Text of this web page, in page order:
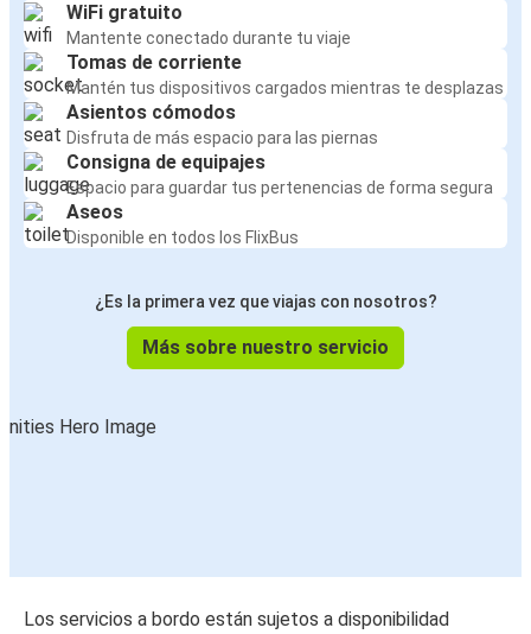
WiFi gratuito
Mantente conectado durante tu viaje
Tomas de corriente
Mantén tus dispositivos cargados mientras te desplazas
Asientos cómodos
Disfruta de más espacio para las piernas
Consigna de equipajes
Espacio para guardar tus pertenencias de forma segura
Aseos
Disponible en todos los FlixBus
¿Es la primera vez que viajas con nosotros?
Más sobre nuestro servicio
Los servicios a bordo están sujetos a disponibilidad